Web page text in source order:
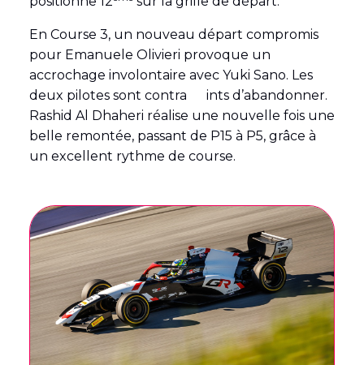
En Course 3, un nouveau départ compromis
pour Emanuele Olivieri provoque un
accrochage involontaire avec Yuki Sano. Les
deux pilotes sont contra ints d’abandonner.
Rashid Al Dhaheri réalise une nouvelle fois une
belle remontée, passant de P15 à P5, grâce à
un excellent rythme de course.